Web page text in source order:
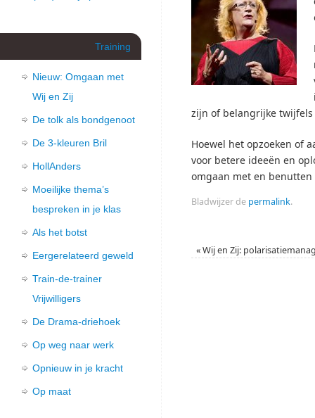
zijn of belangrijke
Hoewel het opzoeken of
voor betere ideeën en
omgaan met en benutten
Bladwijzer de permalink.
«Wij en Zij:
Training
Nieuw: Omgaan met
Wij en Zij
De tolk als bondgenoot
De 3-kleuren Bril
HollAnders
Moeilijke thema’s
bespreken in je klas
Als het botst
Eergerelateerd geweld
Train-de-trainer
Vrijwilligers
De Drama-driehoek
Op weg naar werk
Opnieuw in je kracht
Op maat